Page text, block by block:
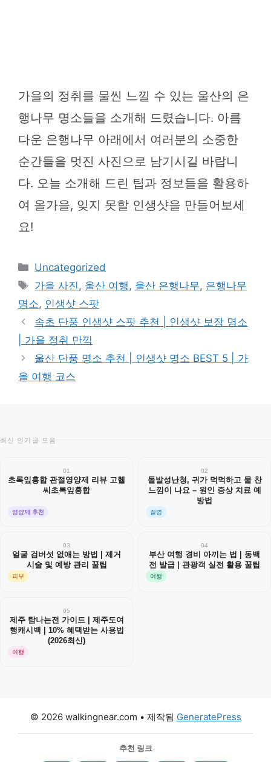
가을의 정취를 물씬 느낄 수 있는 울산의 은
행나무 명소들을 소개해 드렸습니다. 아름
다운 은행나무 아래에서 여러분의 소중한
순간들을 멋진 사진으로 남기시길 바랍니
다. 오늘 소개해 드린 팁과 정보들을 활용하
여 올가을, 잊지 못할 인생샷을 만들어보세
요!
카
테
고
리
Uncategorized
태
그
가을 사진 , 울산 여행 , 울산 은행나무, 은행나무
명소, 인생샷 스팟
속초 단풍 인생샷 스팟 추천 | 인생샷 보장 명소
| 가을 정취 만끽
울산 단풍 명소 추천 | 인생샷 명소 BEST 5 | 가
을 여행 코스
최신 인기글 모음
01
초록잎홍합 관절영양제 리뷰 고헬
씨초록잎홍합
영양제 추천
02
돌발성난청, 귀가 먹먹하고 물 찬
느낌이 나요 – 원인 증상 치료 예
방법
질병
03
얼굴 검버섯 없애는 방법 | 제거
시술 및 예방 관리 꿀팁
피부
04
부산 여행 경비 아끼는 법 | 동백
전 발급 | 관광객 실전 활용 꿀팁
여행
05
제주 탐나는전 가이드 | 제주도여
행캐시백 | 10% 혜택받는 사용법
(2026최신)
여행
© 2026 walkingnear.com • 제작됨 GeneratePress
추천 링크